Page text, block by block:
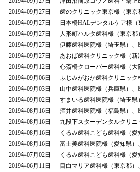
2019年09月27日
歯のクリニック東京様（東
2019年09月27日
日本橋HALデンタルケア様
2019年09月27日
人形町ハルタ歯科様（東京
2019年09月27日
伊藤歯科医院様（埼玉県）、
2019年09月27日
あおば歯科クリニック様（
2019年09月12日
心斎橋クローバー歯科様（
2019年09月06日
ふじみがおか歯科クリニッ
2019年09月03日
山中歯科医院様（兵庫県）、
2019年09月02日
すまいる歯科医院様（埼玉
2019年08月16日
酒井歯科医院様（福島県）、
2019年08月16日
九段下スターデンタルクリ
2019年08月16日
くるみ歯科こども歯科様（
2019年08月16日
富士美歯科医院様（愛知県）
2019年07月02日
くるみ歯科こども歯科様（
2019年06月11日
目白マリア歯科様（東京都）